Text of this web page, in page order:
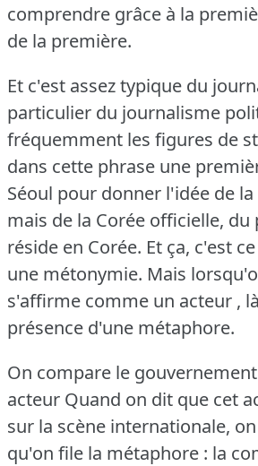
comprendre grâce à la
de la première.
Et c'est assez typique du
particulier du journalisme
fréquemment les figures de
dans cette phrase une
Séoul pour donner l'idée de la
mais de la Corée officielle, du
réside en Corée. Et ça, c'est
une métonymie. Mais
s'affirme comme un acteur ,
présence d'une métaphore.
On compare le
acteur Quand on dit que cet
sur la scène internationale,
qu'on file la métaphore : la